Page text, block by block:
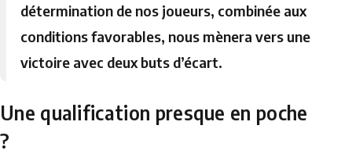
détermination de nos joueurs, combinée aux
conditions favorables, nous mènera vers une
victoire avec deux buts d’écart.
Une qualification presque en poche
?